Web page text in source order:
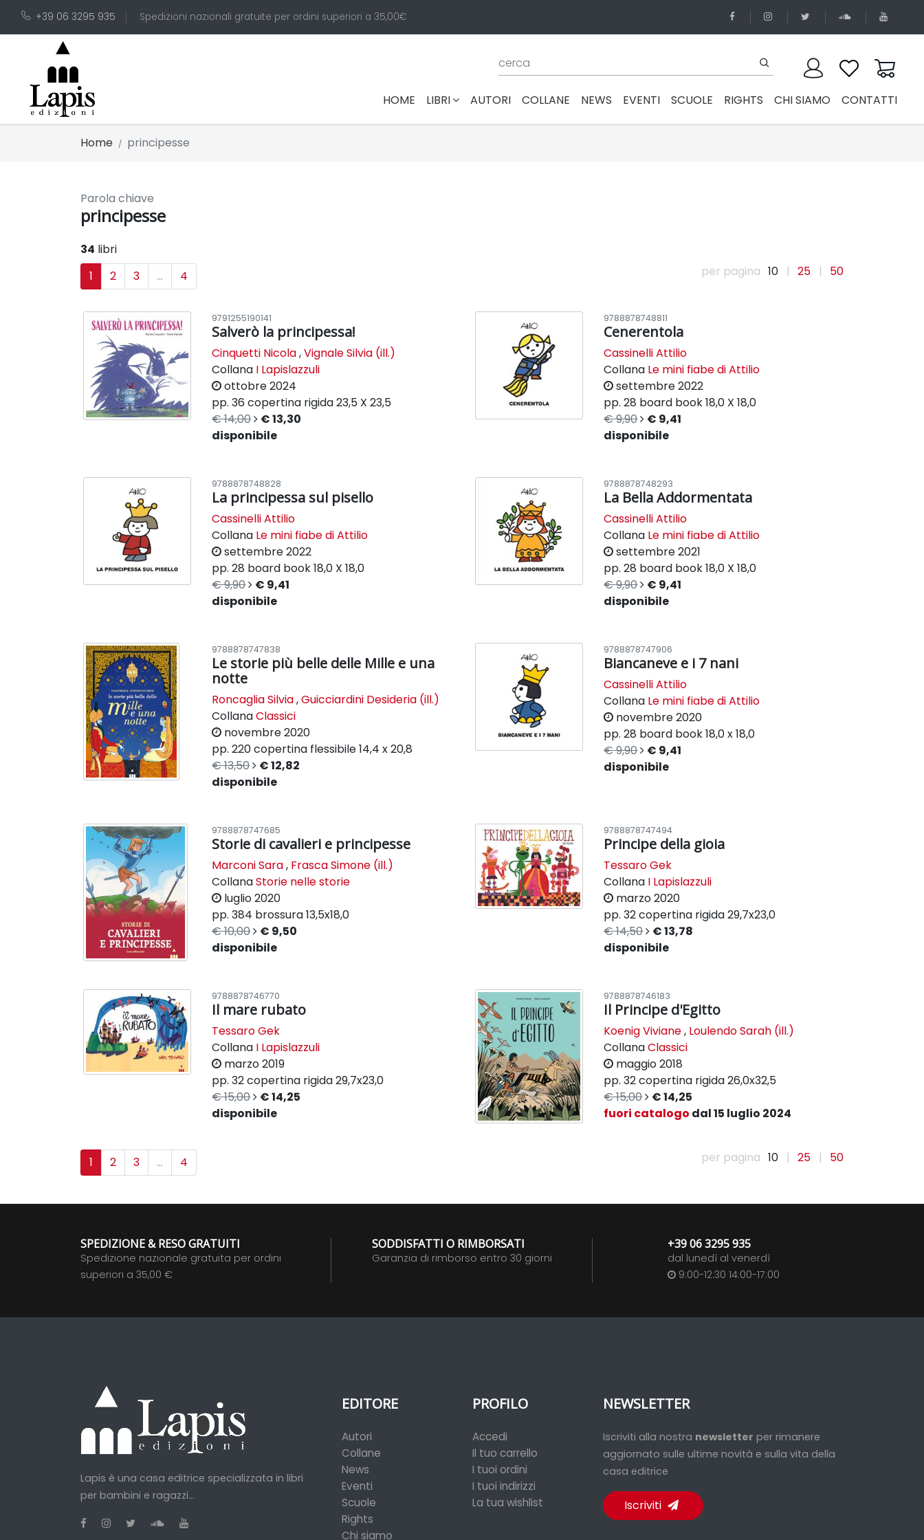
+39 06 3295 935 Spedizioni nazionali gratuite per ordini superiori a 35,00€
HOME (CURRENT)
LIBRI AUTORI COLLANE NEWS EVENTI SCUOLE RIGHTS CHI SIAMO CONTATTI
Home principesse
Parola chiave
principesse
34 libri
1
2 3 ... 4 per pagina 10 | 25 | 50
9791255190141
Salverò la principessa!
Cinquetti Nicola,Vignale Silvia (ill.)
Collana I Lapislazzuli
ottobre 2024
pp. 36 copertina rigida23,5 X 23,5
€ 14,00
€ 13,30
disponibile
9788878748811
Cenerentola
Cassinelli Attilio
Collana Le mini fiabe di Attilio
settembre 2022
pp. 28 board book18,0 X 18,0
€ 9,90
€ 9,41
disponibile
9788878748828
La principessa sul pisello
Cassinelli Attilio
Collana Le mini fiabe di Attilio
settembre 2022
pp. 28 board book18,0 X 18,0
€ 9,90
€ 9,41
disponibile
9788878748293
La Bella Addormentata
Cassinelli Attilio
Collana Le mini fiabe di Attilio
settembre 2021
pp. 28 board book18,0 X 18,0
€ 9,90
€ 9,41
disponibile
9788878747838
Le storie più belle delle Mille e una
notte
Roncaglia Silvia,Guicciardini Desideria (ill.)
CollanaClassici
novembre 2020
pp. 220copertina flessibile14,4 x 20,8
€ 13,50
€ 12,82
disponibile
9788878747906
Biancaneve e i 7 nani
Cassinelli Attilio
Collana Le mini fiabe di Attilio
novembre 2020
pp. 28 board book18,0 x 18,0
€ 9,90
€ 9,41
disponibile
9788878747685
Storie di cavalieri e principesse
Marconi Sara, Frasca Simone (ill.)
CollanaStorie nelle storie
luglio 2020
pp. 384 brossura13,5x18,0
€ 10,00
€ 9,50
disponibile
9788878747494
Principe della gioia
Tessaro Gek
Collana I Lapislazzuli
marzo 2020
pp. 32copertina rigida29,7x23,0
€ 14,50
€ 13,78
disponibile
9788878746770
Il mare rubato
Tessaro Gek
Collana I Lapislazzuli
marzo 2019
pp. 32copertina rigida29,7x23,0
€ 15,00
€ 14,25
disponibile
9788878746183
Il Principe d'Egitto
Koenig Viviane, Loulendo Sarah (ill.)
CollanaClassici
maggio 2018
pp. 32copertina rigida26,0x32,5
€ 15,00
€ 14,25
fuori catalogo dal 15 luglio 2024
1 2 3 ... 4 per pagina 10 | 25 | 50
SPEDIZIONE & RESO GRATUITI
Spedizione nazionale gratuita per ordini
superiori a 35,00 €
SODDISFATTI O RIMBORSATI
Garanzia di rimborso entro 30 giorni
+39 06 3295 935
dal lunedì al venerdì
9:00-12:30 14:00-17:00
Lapis è una casa editrice specializzata in libri
per bambini e ragazzi...
EDITORE
Autori
Collane
News
Eventi
Scuole
Rights
Chi siamo
PROFILO
Accedi
Il tuo carrello
I tuoi ordini
I tuoi indirizzi
La tua wishlist
NEWSLETTER
Iscriviti alla nostra newsletter per rimanere
aggiornato sulle ultime novità e sulla vita della
casa editrice
Iscriviti